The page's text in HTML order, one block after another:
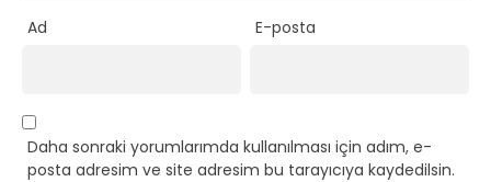
Ad E-posta
Daha sonraki yorumlarımda kullanılması için adım, e-
posta adresim ve site adresim bu tarayıcıya kaydedilsin.